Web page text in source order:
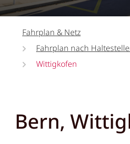
Fahrplan & Netz
Fahrplan nach
Wittigkofen
Bern,